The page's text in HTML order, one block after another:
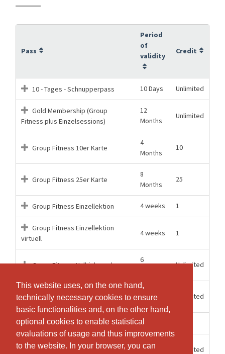
This website uses, on the one hand,
technically necessary cookies to ensure
basic functionalities and, on the other hand,
optional cookies to enable statistical
evaluations of usage and thus improvements
to the website. In your browser, you can
This website uses, on the one hand,
technically necessary cookies to ensure
basic functionalities and, on the other hand,
optional cookies to enable statistical
evaluations of usage and thus improvements
to the website. In your browser, you can
Pass
Period
of
validity
Credit
10 - Tages - Schnupperpass 10 Days Unlimited
Gold Membership (Group
Fitness plus Einzelsessions)
12
Months
Unlimited
Group Fitness 10er Karte
4
Months
10
Group Fitness 25er Karte
8
Months
25
Group Fitness Einzellektion 4 weeks 1
Group Fitness Einzellektion
virtuell
4 weeks 1
Group Fitness Halbjahresabo
6
Unlimited
Group Fitness Jahresabo
12
Months
Unlimited
Group Fitness Probetraining 10 Days
Starterpass 2026
2
Unlimited